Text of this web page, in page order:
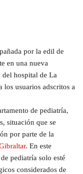
por la edil de
en una nueva
del hospital de La
los usuarios adscritos a
de pediatría,
situación que se
por parte de la
. En este
pediatría solo esté
considerados de